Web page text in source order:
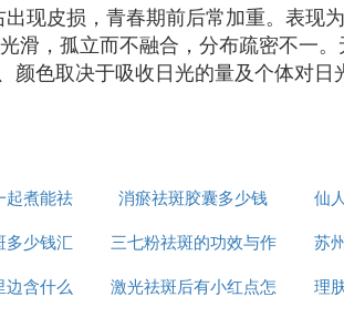
现皮损，青春期前后常加重。表现
滑，孤立而不融合，分布疏密不一
色取决于吸收日光的量及个体对日
起煮能祛
消瘀祛斑胶囊多少钱
仙
多少钱汇
三七粉祛斑的功效与作
用是什么
苏
边含什么
激光祛斑后有小红点怎
理